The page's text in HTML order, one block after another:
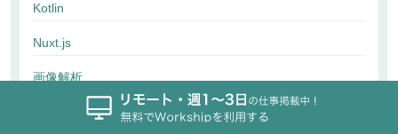
Kotlin
Nuxt.js
画像解析